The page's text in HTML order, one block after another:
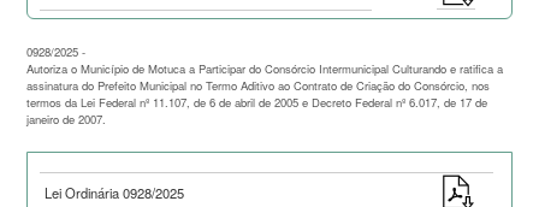
0928/2025 -
Autoriza o Município de Motuca a Participar do Consórcio Intermunicipal Culturando e ratifica a
assinatura do Prefeito Municipal no Termo Aditivo ao Contrato de Criação do Consórcio, nos
termos da Lei Federal nº 11.107, de 6 de abril de 2005 e Decreto Federal nº 6.017, de 17 de
janeiro de 2007.
Lei Ordinária 0928/2025